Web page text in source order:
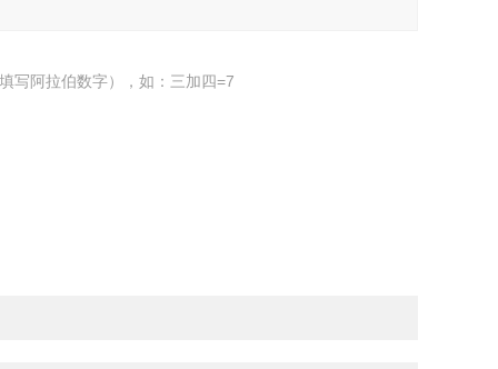
写阿拉伯数字），如：三加四=7